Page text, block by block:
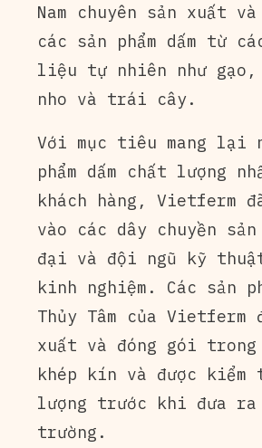
Nam chuyên sản xuất
các sản phẩm dấm từ
liệu tự nhiên như gạo,
nho và trái cây.
Với mục tiêu mang lại
phẩm dấm chất lượng
khách hàng, Vietferm
vào các dây chuyền
đại và đội ngũ kỹ
kinh nghiệm. Các sản
Thủy Tâm của Vietferm
xuất và đóng gói
khép kín và được kiểm
lượng trước khi đưa
trường.